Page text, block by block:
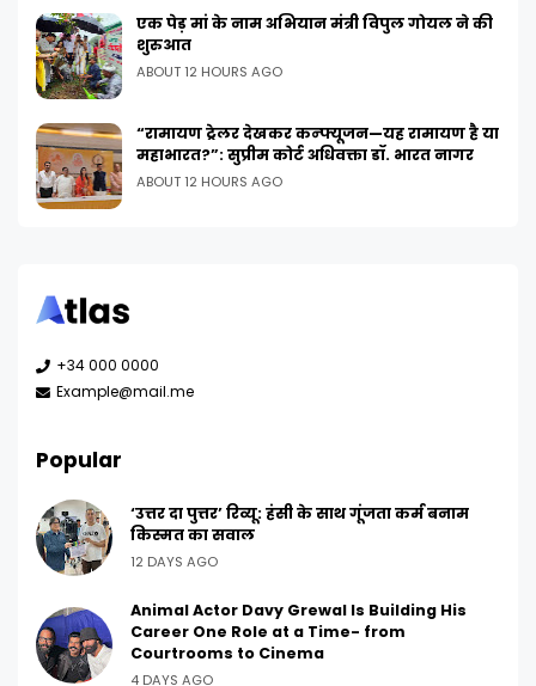
एक पेड़ मां के नाम अभियान मंत्री विपुल गोयल ने की
शुरुआत
ABOUT 12 HOURS AGO
“रामायण ट्रेलर देखकर कन्फ्यूजन—यह रामायण है या
महाभारत?”: सुप्रीम कोर्ट अधिवक्ता डॉ. भारत नागर
ABOUT 12 HOURS AGO
+34 000 0000
Example@mail.me
Popular
‘उत्तर दा पुत्तर’ रिव्यू: हंसी के साथ गूंजता कर्म बनाम
किस्मत का सवाल
12 DAYS AGO
Animal Actor Davy Grewal Is Building His
Career One Role at a Time- from
Courtrooms to Cinema
4 DAYS AGO